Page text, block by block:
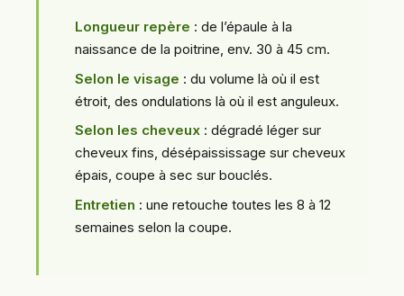
Longueur repère : de l’épaule à la
naissance de la poitrine, env. 30 à 45 cm.
Selon le visage : du volume là où il est
étroit, des ondulations là où il est anguleux.
Selon les cheveux : dégradé léger sur
cheveux fins, désépaississage sur cheveux
épais, coupe à sec sur bouclés.
Entretien : une retouche toutes les 8 à 12
semaines selon la coupe.